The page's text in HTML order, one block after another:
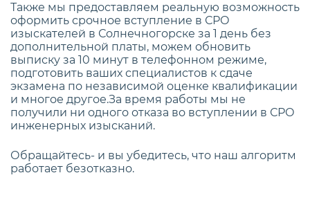
Также мы предоставляем реальную возможность
оформить срочное вступление в СРО
изыскателей в Солнечногорске за 1 день без
дополнительной платы, можем обновить
выписку за 10 минут в телефонном режиме,
подготовить ваших специалистов к сдаче
экзамена по независимой оценке квалификации
и многое другое.За время работы мы не
получили ни одного отказа во вступлении в СРО
инженерных изысканий.
Обращайтесь- и вы убедитесь, что наш алгоритм
работает безотказно.